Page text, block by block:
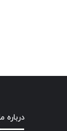
درباره